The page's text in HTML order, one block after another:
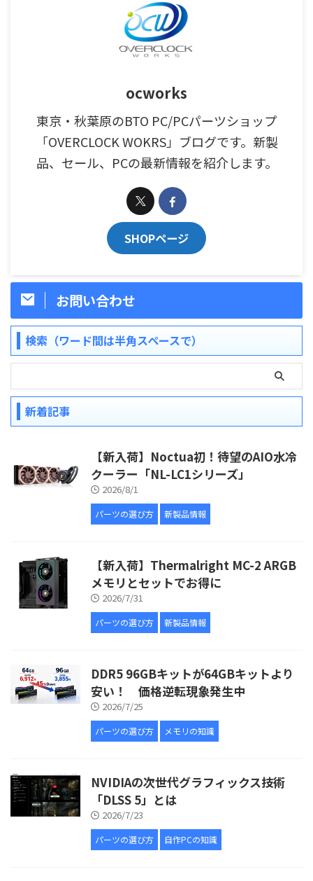
ocworks
東京・秋葉原のBTO PC/PCパーツショップ
「OVERCLOCK WOKRS」ブログです。新製
品、セール、PCの最新情報を紹介します。
SHOPページ
お問い合わせ
検索（ワード間は半角スペースで）
新着記事
【新入荷】Noctua初！待望のAIO水冷
クーラー「NL-LC1シリーズ」
2026/8/1
パーツの選び方 新製品情報
【新入荷】Thermalright MC-2 ARGB
メモリとセットでお得に
2026/7/31
パーツの選び方 新製品情報
DDR5 96GBキットが64GBキットより
安い！ 価格逆転現象発生中
2026/7/25
パーツの選び方 メモリの知識
NVIDIAの次世代グラフィックス技術
「DLSS 5」とは
2026/7/23
パーツの選び方 自作PCの知識